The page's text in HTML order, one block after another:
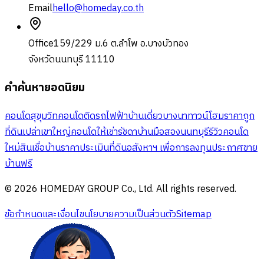
Emailhello@homeday.co.th
Office159/229 ม.6 ต.ลำโพ อ.บางบัวทอง
จังหวัดนนทบุรี 11110
คำค้นหายอดนิยม
คอนโดสุขุมวิทคอนโดติดรถไฟฟ้าบ้านเดี่ยวบางนาทาวน์โฮมราคาถูก
ที่ดินเปล่าเขาใหญ่คอนโดให้เช่ารัชดาบ้านมือสองนนทบุรีรีวิวคอนโด
ใหม่สินเชื่อบ้านราคาประเมินที่ดินอสังหาฯ เพื่อการลงทุนประกาศขาย
บ้านฟรี
© 2026 HOMEDAY GROUP Co., Ltd. All rights reserved.
ข้อกำหนดและเงื่อนไขนโยบายความเป็นส่วนตัวSitemap